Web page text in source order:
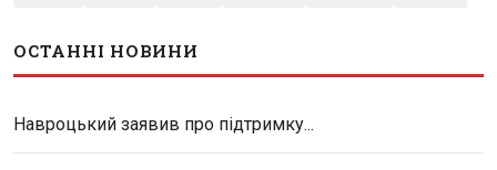
ОСТАННІ НОВИНИ
Навроцький заявив про підтримку...